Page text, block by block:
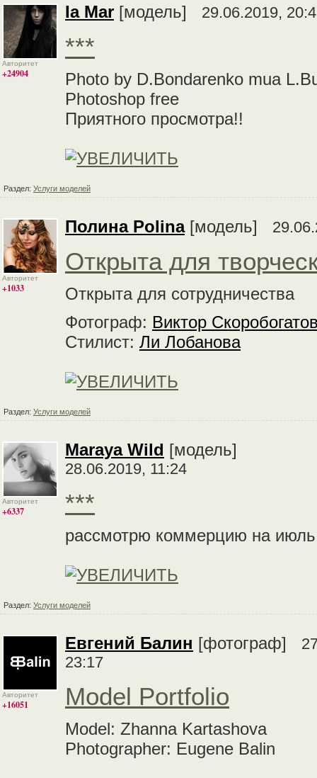
Авторитет
+24904
Ia Mar [модель] 29.06.2019,
***
Photo by D.Bondarenko mua
Photoshop free
Приятного просмотра!!
Раздел: Услуги моделей
Авторитет
+1033
Полина Polina[модель]
Открыта для
Открыта для сотрудничества
Фотограф: Виктор
Стилист: Ли Лобанова
Раздел: Услуги моделей
Авторитет
+6337
Maraya Wild [модель]
28.06.2019, 11:24
***
рассмотрю коммерцию на июль
Раздел: Услуги моделей
Авторитет
+16051
Евгений Балин [фотограф]
23:17
Model Portfolio
Model: Zhanna Kartashova
Photographer: Eugene Balin